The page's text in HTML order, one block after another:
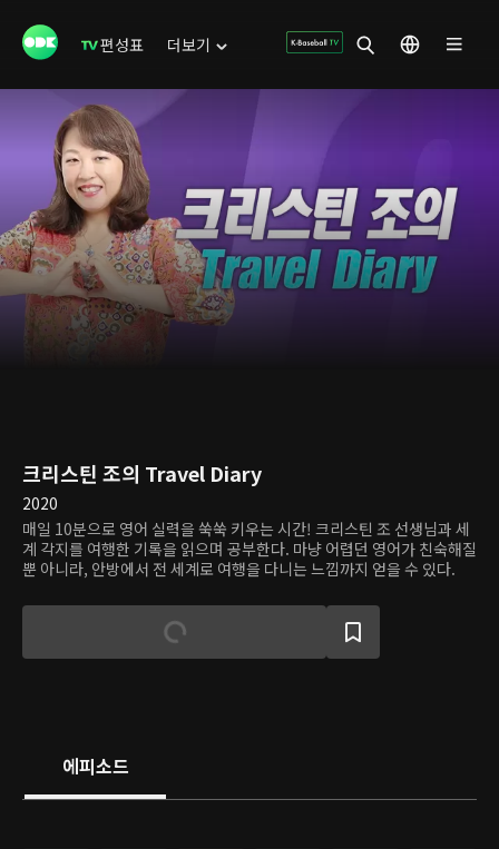
편성표 더보기
크리스틴 조의 Travel Diary
2020
매일 10분으로 영어 실력을 쑥쑥 키우는 시간! 크리스틴 조 선생님과 세
계 각지를 여행한 기록을 읽으며 공부한다. 마냥 어렵던 영어가 친숙해질
뿐 아니라, 안방에서 전 세계로 여행을 다니는 느낌까지 얻을 수 있다.
에피소드